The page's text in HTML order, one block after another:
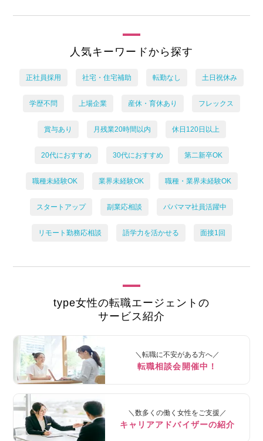
人気キーワードから探す
正社員採用 社宅・住宅補助 転勤なし 土日祝休み
学歴不問 上場企業 産休・育休あり フレックス
賞与あり 月残業20時間以内 休日120日以上
20代におすすめ 30代におすすめ 第二新卒OK
職種未経験OK 業界未経験OK 職種・業界未経験OK
スタートアップ 副業応相談 パパママ社員活躍中
リモート勤務応相談 語学力を活かせる 面接1回
type女性の転職エージェントの
サービス紹介
＼転職に不安がある方へ／
転職相談会開催中！
＼数多くの働く女性をご支援／
キャリアアドバイザーの紹介